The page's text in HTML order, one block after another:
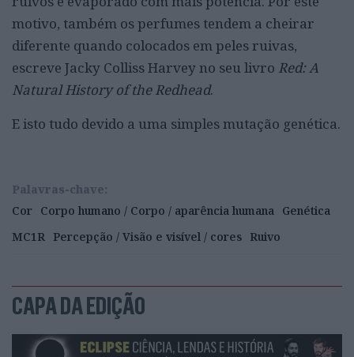
motivo, também os perfumes tendem a cheirar
diferente quando colocados em peles ruivas,
escreve Jacky CollissHarveyno seu livro Red: A
NaturalHistory of the Redhead.
E isto tudo devido a uma simples mutação genética.
Palavras-chave:
Cor
Corpo humano / Corpo / aparência humana Genética
MC1R Percepção / Visão e visível / cores Ruivo
CAPA DA EDIÇÃO